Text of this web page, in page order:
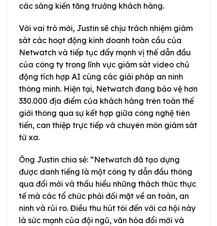
các sáng kiến tăng trưởng khách hàng.
Với vai trò mới, Justin sẽ chịu trách nhiệm giám
sát các hoạt động kinh doanh toàn cầu của
Netwatch và tiếp tục đẩy mạnh vị thế dẫn đầu
của công ty trong lĩnh vực giám sát video chủ
động tích hợp AI cùng các giải pháp an ninh
thông minh. Hiện tại, Netwatch đang bảo vệ hơn
330.000 địa điểm của khách hàng trên toàn thế
giới thông qua sự kết hợp giữa công nghệ tiên
tiến, can thiệp trực tiếp và chuyên môn giám sát
từ xa.
Ông Justin chia sẻ: “Netwatch đã tạo dựng
được danh tiếng là một công ty dẫn đầu thông
qua đổi mới và thấu hiểu những thách thức thực
tế mà các tổ chức phải đối mặt về an toàn, an
ninh và rủi ro. Điều thu hút tôi đến với cơ hội này
là sức mạnh của đội ngũ, văn hóa đổi mới và